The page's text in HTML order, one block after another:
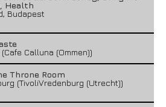
Health
Budapest
Calluna (Ommen))
Throne Room
(TivoliVredenburg (Utrecht))